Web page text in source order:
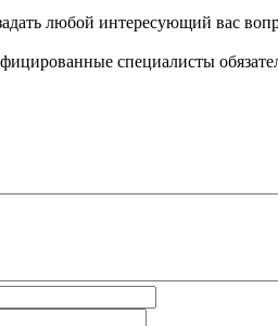
любой интересующий вас
специалисты